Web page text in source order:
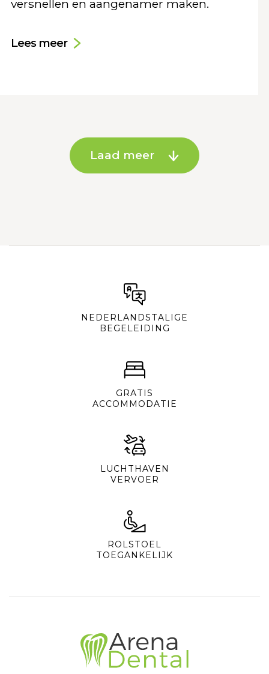
versnellen en aangenamer maken.
Lees meer
Laad meer
NEDERLANDSTALIGE
BEGELEIDING
GRATIS
ACCOMMODATIE
LUCHTHAVEN
VERVOER
ROLSTOEL
TOEGANKELIJK